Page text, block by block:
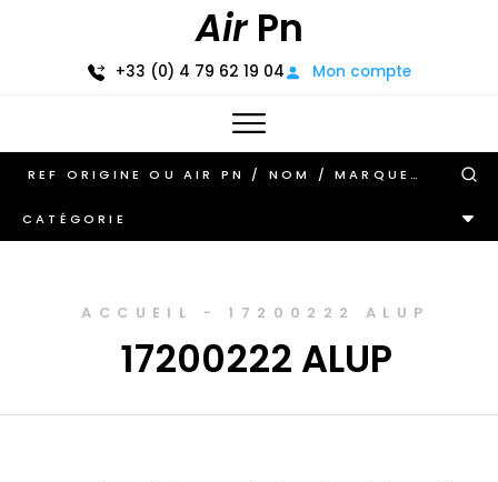
AirPn
+33 (0) 4 79 62 19 04 Mon compte
CATÉGORIE
ACCUEIL - 17200222 ALUP
17200222 ALUP